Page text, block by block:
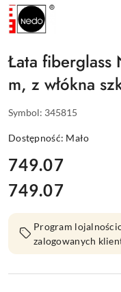
NAZWA
PRODUCENTA:
NEDO
Łata fiberglass
m, z włókna
Symbol: 345815
Dostępność: Mało
cena:
749.07
Cena:
749.07
Program
zalogowanych